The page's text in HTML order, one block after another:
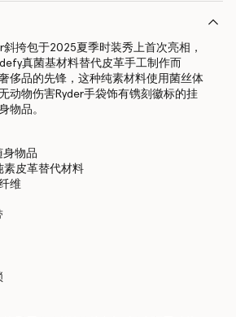
挎包于2025夏季时装秀上首次亮相，
真菌基材料替代皮革手工制作而
侈品的先锋，这种纯素材料使用菌丝体
动物伤害Ryder手袋饰有镌刻徽标的挂
物品。
身物品
素皮革替代材料
维